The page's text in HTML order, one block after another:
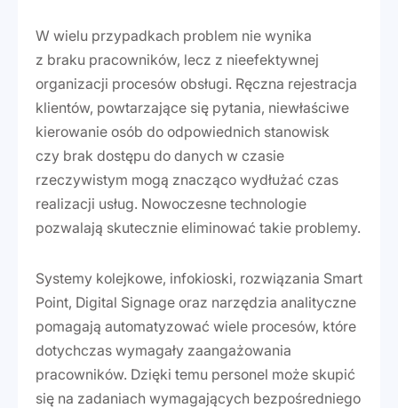
W wielu przypadkach problem nie wynika
z braku pracowników, lecz z nieefektywnej
organizacji procesów obsługi. Ręczna rejestracja
klientów, powtarzające się pytania, niewłaściwe
kierowanie osób do odpowiednich stanowisk
czy brak dostępu do danych w czasie
rzeczywistym mogą znacząco wydłużać czas
realizacji usług. Nowoczesne technologie
pozwalają skutecznie eliminować takie problemy.
Systemy kolejkowe, infokioski, rozwiązania Smart
Point, Digital Signage oraz narzędzia analityczne
pomagają automatyzować wiele procesów, które
dotychczas wymagały zaangażowania
pracowników. Dzięki temu personel może skupić
się na zadaniach wymagających bezpośredniego